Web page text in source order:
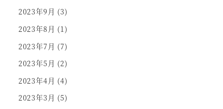
2023年9月 (3)
2023年8月 (1)
2023年7月 (7)
2023年5月 (2)
2023年4月 (4)
2023年3月 (5)